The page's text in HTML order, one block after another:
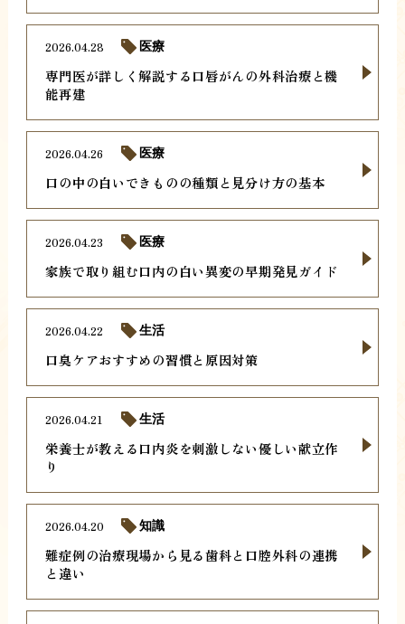
専門医が詳しく解説する口唇がんの外科治療と機
能再建
2026.04.28 医療
口の中の白いできものの種類と見分け方の基本
2026.04.26 医療
家族で取り組む口内の白い異変の早期発見ガイド
2026.04.23 医療
口臭ケアおすすめの習慣と原因対策
2026.04.22 生活
栄養士が教える口内炎を刺激しない優しい献立作
り
2026.04.21 生活
難症例の治療現場から見る歯科と口腔外科の連携
と違い
2026.04.20 知識